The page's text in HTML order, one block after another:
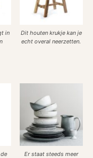
in
Dit houten krukje kan je
echt overal neerzetten.
Er staat steeds meer